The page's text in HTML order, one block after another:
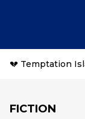
💔 Temptation
FICTION